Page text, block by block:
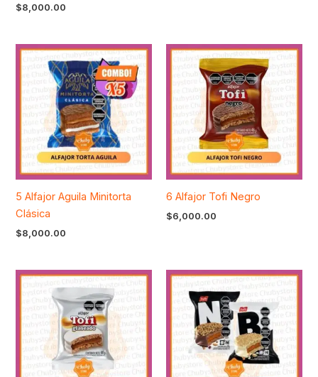
$8,000.00
5 Alfajor Aguila Minitorta
Clásica
$8,000.00
6 Alfajor Tofi Negro
$6,000.00